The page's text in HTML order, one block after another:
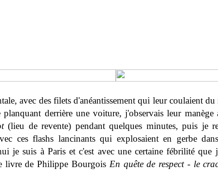
avec des filets d'anéantissement qui leur coulaient du
derrière une voiture, j'observais leur manège
(lieu de revente) pendant quelques minutes, puis je
ces flashs lancinants qui explosaient en gerbe
je suis à Paris et c'est avec une certaine fébrilité que
livre de Philippe Bourgois En quête de respect - le